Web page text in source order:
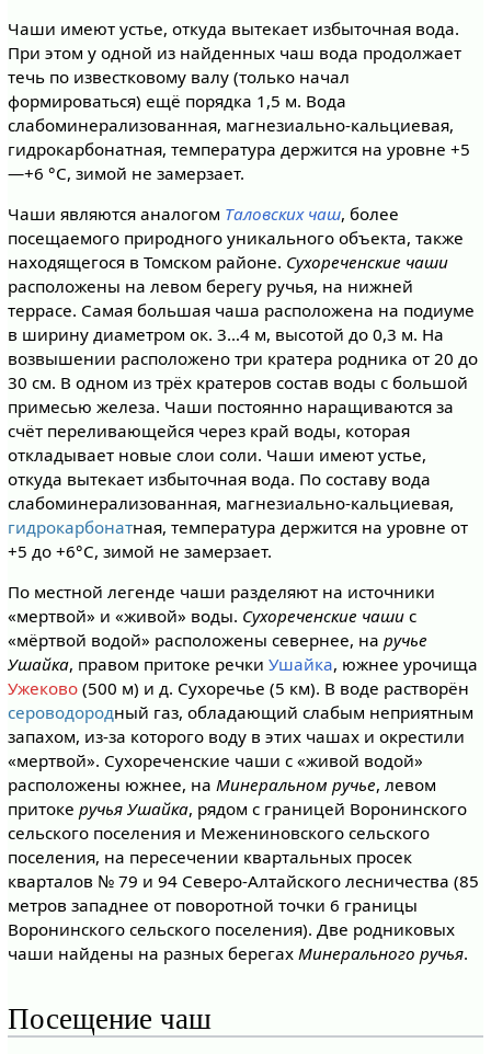
Чаши имеют устье, откуда вытекает избыточная вода.
При этом у одной из найденных чаш вода продолжает
течь по известковому валу (только начал
формироваться) ещё порядка 1,5 м. Вода
слабоминерализованная, магнезиально-кальциевая,
гидрокарбонатная, температура держится на уровне +5
—+6 °C, зимой не замерзает.
Чаши являются аналогом Таловских чаш, более
посещаемого природного уникального объекта, также
находящегося в Томском районе. Сухореченские чаши
расположены на левом берегу ручья, на нижней
террасе. Самая большая чаша расположена на подиуме
в ширину диаметром ок. 3…4 м, высотой до 0,3 м. На
возвышении расположено три кратера родника от 20 до
30 см. В одном из трёх кратеров состав воды с большой
примесью железа. Чаши постоянно наращиваются за
счёт переливающейся через край воды, которая
откладывает новые слои соли. Чаши имеют устье,
откуда вытекает избыточная вода. По составу вода
слабоминерализованная, магнезиально-кальциевая,
гидрокарбонатная, температура держится на уровне от
+5 до +6°C, зимой не замерзает.
По местной легенде чаши разделяют на источники
«мертвой» и «живой» воды. Сухореченские чашис
«мёртвой водой» расположены севернее, на ручье
Ушайка, правом притоке речки Ушайка, южнее урочища
Ужеково(500 м) и д. Сухоречье (5 км). В воде растворён
сероводородный газ, обладающий слабым неприятным
запахом, из-за которого воду в этих чашах и окрестили
«мертвой». Сухореченские чаши с «живой водой»
расположены южнее, на Минеральном ручье, левом
притоке ручья Ушайка, рядом с границей Воронинского
сельского поселения и Межениновского сельского
поселения, на пересечении квартальных просек
кварталов № 79 и 94 Северо-Алтайского лесничества (85
метров западнее от поворотной точки 6 границы
Воронинского сельского поселения). Две родниковых
чаши найдены на разных берегах Минерального ручья.
Посещение чаш